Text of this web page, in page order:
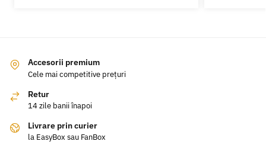
Accesorii premium
Cele mai competitive prețuri
Retur
14 zile banii înapoi
Livrare prin curier
la EasyBox sau FanBox